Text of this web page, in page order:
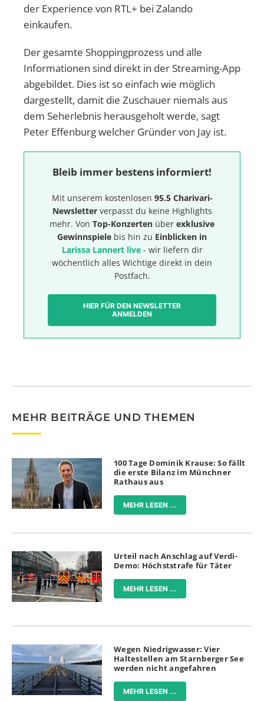
der Experience von RTL+ bei Zalando
einkaufen.
Der gesamte Shoppingprozess und alle
Informationen sind direkt in der Streaming-App
abgebildet. Dies ist so einfach wie möglich
dargestellt, damit die Zuschauer niemals aus
dem Seherlebnis herausgeholt werde, sagt
Peter Effenburg welcher Gründer von Jay ist.
Bleib immer bestens informiert!
Mit unserem kostenlosen 95.5 Charivari-
Newsletterverpasst du keine Highlights
mehr. Von Top-Konzerten über exklusive
Gewinnspiele bis hin zu Einblicken in
Larissa Lannert live- wir liefern dir
wöchentlich alles Wichtige direkt in dein
Postfach.
HIER FÜR DEN NEWSLETTER
ANMELDEN
MEHR BEITRÄGE UND THEMEN
100 Tage Dominik Krause: So fällt
die erste Bilanz im Münchner
Rathaus aus
MEHR LESEN ...
Urteil nach Anschlag auf Verdi-
Demo: Höchststrafe für Täter
MEHR LESEN ...
Wegen Niedrigwasser: Vier
Haltestellen am Starnberger See
werden nicht angefahren
MEHR LESEN ...